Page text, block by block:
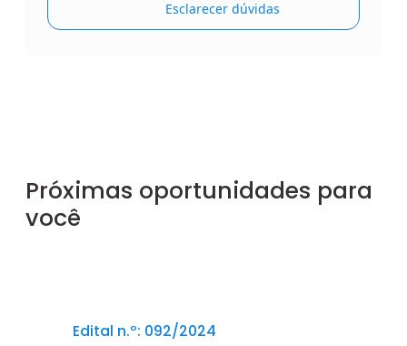
Esclarecer dúvidas
Próximas oportunidades para
você
Edital n.º: 092/2024